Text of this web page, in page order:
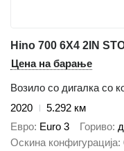
Hino 700 6X4 2IN
Цена на барање
Возило со дигалка со
2020
5.292 км
Евро Euro 3 Гориво
Оскина конфигурација